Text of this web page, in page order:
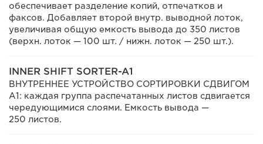
обеспечивает разделение копий, отпечатков и
факсов. Добавляет второй внутр. выводной лоток,
увеличивая общую емкость вывода до 350 листов
(верхн. лоток — 100 шт. / нижн. лоток — 250 шт.).
INNER SHIFT SORTER-A1
ВНУТРЕННЕЕ УСТРОЙСТВО СОРТИРОВКИ СДВИГОМ
A1: каждая группа распечатанных листов сдвигается
чередующимися слоями. Емкость вывода —
250 листов.